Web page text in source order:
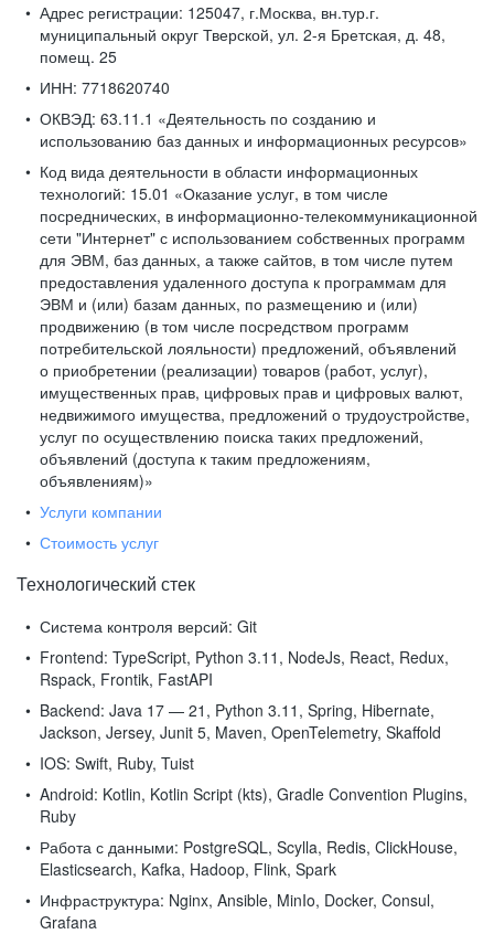
Адрес регистрации: 125047, г.Москва, вн.тур.г.
муниципальный округ Тверской, ул. 2-я Бретская, д. 48,
помещ. 25
ИНН: 7718620740
ОКВЭД: 63.11.1 «Деятельность по созданию и
использованию баз данных и информационных ресурсов»
Код вида деятельности в области информационных
технологий: 15.01 «Оказание услуг, в том числе
посреднических, в информационно-телекоммуникационной
сети "Интернет" с использованием собственных программ
для ЭВМ, баз данных, а также сайтов, в том числе путем
предоставления удаленного доступа к программам для
ЭВМ и (или) базам данных, по размещению и (или)
продвижению (в том числе посредством программ
потребительской лояльности) предложений, объявлений
о приобретении (реализации) товаров (работ, услуг),
имущественных прав, цифровых прав и цифровых валют,
недвижимого имущества, предложений о трудоустройстве,
услуг по осуществлению поиска таких предложений,
объявлений (доступа к таким предложениям,
объявлениям)»
Услуги компании
Стоимость услуг
Технологический стек
Система контроля версий: Git
Frontend: TypeScript, Python 3.11, NodeJs, React, Redux,
Rspack, Frontik, FastAPI
Backend: Java 17 — 21, Python 3.11, Spring, Hibernate,
Jackson, Jersey, Junit 5, Maven, OpenTelemetry, Skaffold
IOS: Swift, Ruby, Tuist
Android: Kotlin, Kotlin Script (kts), Gradle Convention Plugins,
Ruby
Работа с данными: PostgreSQL, Scylla, Redis, ClickHouse,
Elasticsearch, Kafka, Hadoop, Flink, Spark
Инфраструктура: Nginx, Ansible, MinIo, Docker, Consul,
Grafana